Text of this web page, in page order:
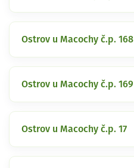
Ostrov u Macochy č.p. 168
Ostrov u Macochy č.p. 169
Ostrov u Macochy č.p. 17